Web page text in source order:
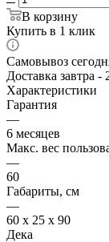
В корзину
Купить в 1 клик
Самовывоз
Доставка завтра -
Характеристики
Гарантия
—
6 месяцев
Макс. вес
—
60
Габариты, см
—
60 х 25 х 90
Дека